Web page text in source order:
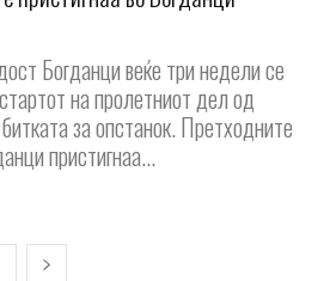
Богданци веќе три недели се
на пролетниот дел од
за опстанок. Претходните
пристигнаа...